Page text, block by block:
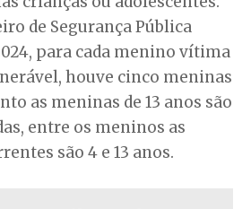
de Segurança Pública
para cada menino vítima
houve cinco meninas
as meninas de 13 anos são
entre os meninos as
são 4 e 13 anos.